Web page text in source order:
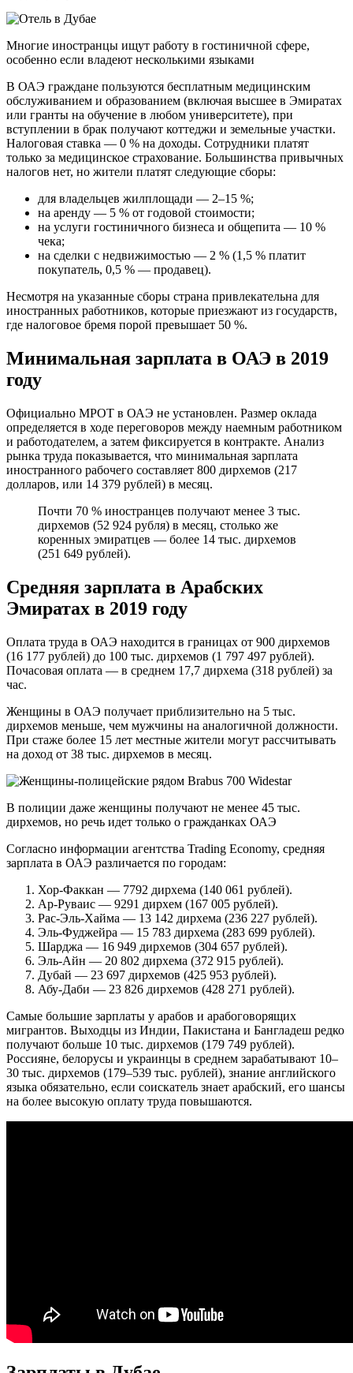
Многие иностранцы ищут работу в гостиничной сфере,
особенно если владеют несколькими языками
В ОАЭ граждане пользуются бесплатным медицинским
обслуживанием и образованием (включая высшее в Эмиратах
или гранты на обучение в любом университете), при
вступлении в брак получают коттеджи и земельные участки.
Налоговая ставка — 0 % на доходы. Сотрудники платят
только за медицинское страхование. Большинства привычных
налогов нет, но жители платят следующие сборы:
для владельцев жилплощади — 2–15 %;
на аренду — 5 % от годовой стоимости;
на услуги гостиничного бизнеса и общепита — 10 %
чека;
на сделки с недвижимостью — 2 % (1,5 % платит
покупатель, 0,5 % — продавец).
Несмотря на указанные сборы страна привлекательна для
иностранных работников, которые приезжают из государств,
где налоговое бремя порой превышает 50 %.
Минимальная зарплата в ОАЭ в 2019
году
Официально МРОТ в ОАЭ не установлен. Размер оклада
определяется в ходе переговоров между наемным работником
и работодателем, а затем фиксируется в контракте. Анализ
рынка труда показывается, что минимальная зарплата
иностранного рабочего составляет 800 дирхемов (217
долларов, или 14 379 рублей) в месяц.
Почти 70 % иностранцев получают менее 3 тыс.
дирхемов (52 924 рубля) в месяц, столько же
коренных эмиратцев — более 14 тыс. дирхемов
(251 649 рублей).
Средняя зарплата в Арабских
Эмиратах в 2019 году
Оплата труда в ОАЭ находится в границах от 900 дирхемов
(16 177 рублей) до 100 тыс. дирхемов (1 797 497 рублей).
Почасовая оплата — в среднем 17,7 дирхема (318 рублей) за
час.
Женщины в ОАЭ получает приблизительно на 5 тыс.
дирхемов меньше, чем мужчины на аналогичной должности.
При стаже более 15 лет местные жители могут рассчитывать
на доход от 38 тыс. дирхемов в месяц.
В полиции даже женщины получают не менее 45 тыс.
дирхемов, но речь идет только о гражданках ОАЭ
Согласно информации агентства Trading Economy, средняя
зарплата в ОАЭ различается по городам:
Хор-Факкан — 7792 дирхема (140 061 рублей).
Ар-Руваис — 9291 дирхем (167 005 рублей).
Рас-Эль-Хайма — 13 142 дирхема (236 227 рублей).
Эль-Фуджейра — 15 783 дирхема (283 699 рублей).
Шарджа — 16 949 дирхемов (304 657 рублей).
Эль-Айн — 20 802 дирхема (372 915 рублей).
Дубай — 23 697 дирхемов (425 953 рублей).
Абу-Даби — 23 826 дирхемов (428 271 рублей).
Самые большие зарплаты у арабов и арабоговорящих
мигрантов. Выходцы из Индии, Пакистана и Бангладеш редко
получают больше 10 тыс. дирхемов (179 749 рублей).
Россияне, белорусы и украинцы в среднем зарабатывают 10–
30 тыс. дирхемов (179–539 тыс. рублей), знание английского
языка обязательно, если соискатель знает арабский, его шансы
на более высокую оплату труда повышаются.